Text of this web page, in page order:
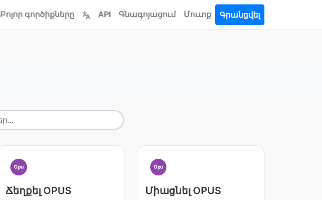
Բոլոր գործիքները API Գնագոյացում Մուտք Գրանցվել
Opu
Ճեղքել OPUS
Opu
Միացնել OPUS